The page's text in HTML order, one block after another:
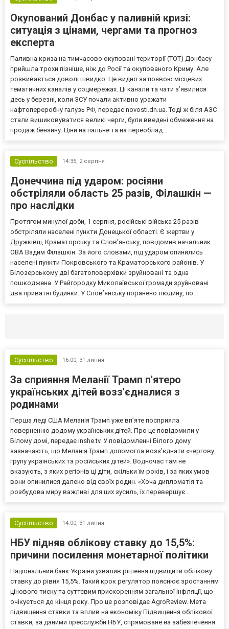
Окупований Донбас у паливній кризі:
ситуація з цінами, чергами та прогноз
експерта
Паливна криза на тимчасово окуповані території (ТОТ) Донбасу
прийшла трохи пізніше, ніж до Росії та окупованого Криму. Але
розвивається доволі швидко. Це видно за появою місцевих
тематичних каналів у соцмережах. Ці канали та чати з’явилися
десь у березні, коли ЗСУ почали активно уражати
нафтопереробну галузь РФ, передає novosti.dn.ua. Тоді ж біля АЗС
стали вишиковуватися великі черги, були введені обмеження на
продаж бензину. Ціни на пальне та на переоблад...
Суспільство 14:35, 2 серпня
Донеччина під ударом: росіяни
обстріляли область 25 разів, Філашкін —
про наслідки
Протягом минулої доби, 1 серпня, російські війська 25 разів
обстріляли населені пункти Донецької області. Є жертви у
Дружківці, Краматорську та Слов’янську, повідомив начальник
ОВА Вадим Філашкін. За його словами, під ударом опинились
населені пункти Покровського та Краматорського районів. У
Білозерському дві багатоповерхівки зруйновані та одна
пошкоджена. У Райгородку Миколаївської громади зруйновані
два приватні будинки. У Слов’янську поранено людину, по...
Суспільство 16:00, 31 липня
За сприяння Меланії Трамп п'ятеро
українських дітей возз'єдналися з
родинами
Перша леді США Меланія Трамп уже впʼяте посприяла
поверненню додому українських дітей. Про це повідомили у
Білому домі, передає inshe.tv. У повідомленні Білого дому
зазначають, що Меланія Трамп допомогла возз’єднати «чергову
групу українських та російських дітей». Водночас там не
вказують, з яких регіонів ці діти, скільки їм років, і за яких умов
вони опинилися далеко від своїх родин. «Хоча дипломатія та
розбудова миру важливі для цих зусиль, їх перевершує...
Суспільство 14:00, 31 липня
НБУ підняв облікову ставку до 15,5%:
причини посилення монетарної політики
Національний банк України ухвалив рішення підвищити облікову
ставку до рівня 15,5%. Такий крок регулятор пояснює зростанням
цінового тиску та суттєвим прискоренням загальної інфляції, що
очікується до кінця року. Про це розповідає AgroReview. Мета
підвищення ставки та вплив на економіку Підвищення облікової
ставки, за даними пресслужби НБУ, спрямоване на забезпечення